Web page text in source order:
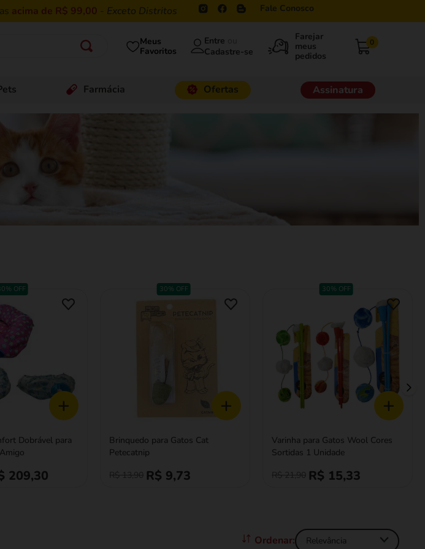
acima de R$ 99,00 - Exceto Distritos Fale Conosco
Meus
Favoritos
0
Farmácia Ofertas Assinatura
OFF
+
Dobrável para
209,30
30% OFF
+
Brinquedo para Gatos Cat
Petecatnip
R$ 9,73
30% OFF
+
Varinha para Gatos Wool Cores
Sortidas 1 Unidade
R$ 15,33
Relevância